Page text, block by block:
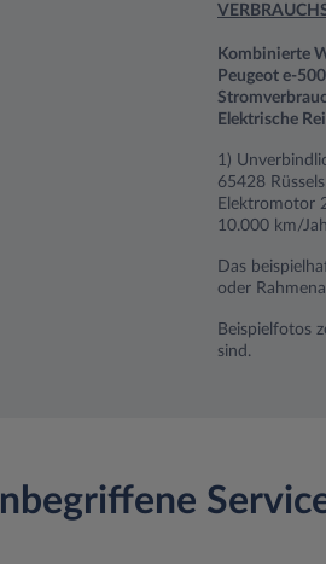
Kombinierte
Peugeot e-
Elektrische
1)
65428
Elektromotor
10.000 km/
Das
oder
Beispielfotos
sind.
Inbegriffene